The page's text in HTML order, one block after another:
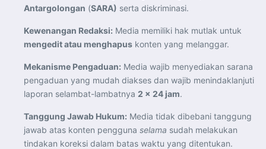
Antargolongan (SARA) serta diskriminasi.
Kewenangan Redaksi: Media memiliki hak mutlak untuk
mengedit atau menghapus konten yang melanggar.
Mekanisme Pengaduan: Media wajib menyediakan sarana
pengaduan yang mudah diakses dan wajib menindaklanjuti
laporan selambat-lambatnya 2 x 24 jam.
Tanggung Jawab Hukum: Media tidak dibebani tanggung
jawab atas konten pengguna selama sudah melakukan
tindakan koreksi dalam batas waktu yang ditentukan.